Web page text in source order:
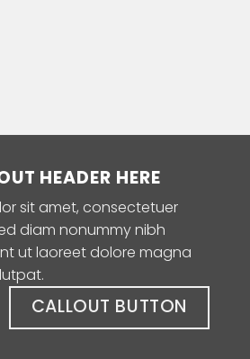
HEADER HERE
sit amet, consectetuer
diam nonummy nibh
ut laoreet dolore magna
CALLOUT BUTTON